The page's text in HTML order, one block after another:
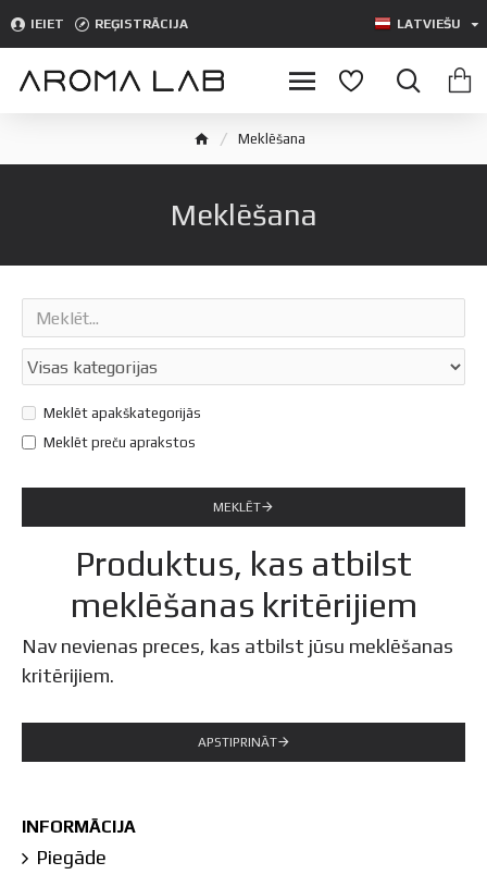
IEIET REĢISTRĀCIJA LATVIEŠU
Meklēšana
Meklēšana
Meklēt apakškategorijās
Meklēt preču aprakstos
MEKLĒT
Produktus, kas atbilst
meklēšanas kritērijiem
Nav nevienas preces, kas atbilst jūsu meklēšanas
kritērijiem.
APSTIPRINĀT
INFORMĀCIJA
Piegāde